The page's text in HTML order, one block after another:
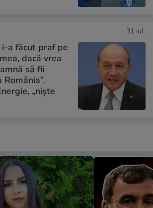
31 iul.
i-a făcut praf pe
dacă vrea
să fii
„niște